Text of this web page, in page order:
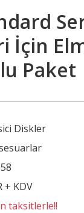
İçin
Paket
Diskler
+ KDV
taksitlerle!!